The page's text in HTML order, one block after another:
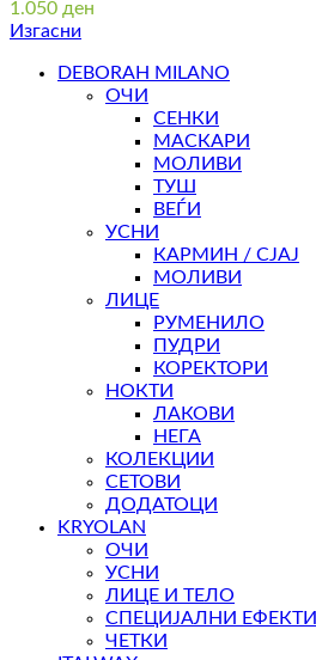
1.050 ден
Изгасни
DEBORAH MILANO
ОЧИ
СЕНКИ
МАСКАРИ
МОЛИВИ
ТУШ
ВЕЃИ
УСНИ
КАРМИН / СЈАЈ
МОЛИВИ
ЛИЦЕ
РУМЕНИЛО
ПУДРИ
КОРЕКТОРИ
НОКТИ
ЛАКОВИ
НЕГА
КОЛЕКЦИИ
СЕТОВИ
ДОДАТОЦИ
KRYOLAN
ОЧИ
УСНИ
ЛИЦЕ И ТЕЛО
СПЕЦИЈАЛНИ ЕФЕКТИ
ЧЕТКИ